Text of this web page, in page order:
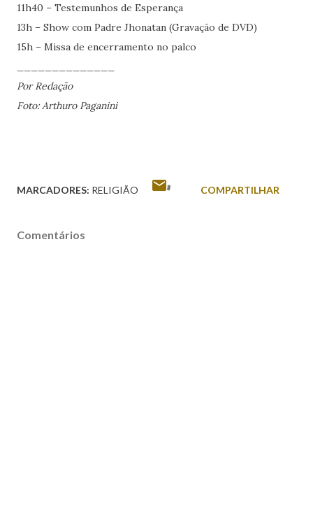
11h40 – Testemunhos de Esperança
13h – Show com Padre Jhonatan (Gravação de DVD)
15h – Missa de encerramento no palco
Por Redação
Foto: Arthuro Paganini
MARCADORES: RELIGIÃO COMPARTILHAR
Comentários